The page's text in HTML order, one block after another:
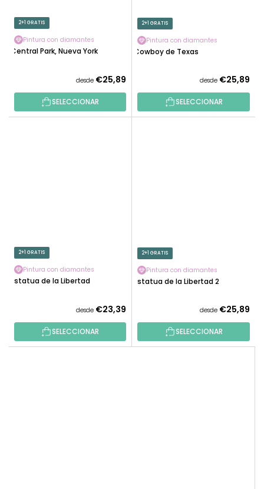
2+1 GRATIS
Pintura con diamantes
Central Park, Nueva York
desde €25,89
SELECCIONAR
2+1 GRATIS
Pintura con diamantes
Cowboy de Texas
desde €25,89
SELECCIONAR
2+1 GRATIS
Pintura con diamantes
Estatua de la Libertad
desde €23,39
SELECCIONAR
2+1 GRATIS
Pintura con diamantes
Estatua de la Libertad 2
desde €25,89
SELECCIONAR